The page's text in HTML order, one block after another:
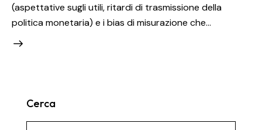
(aspettative sugli utili, ritardi di trasmissione della
politica monetaria) e i bias di misurazione che…
Cerca